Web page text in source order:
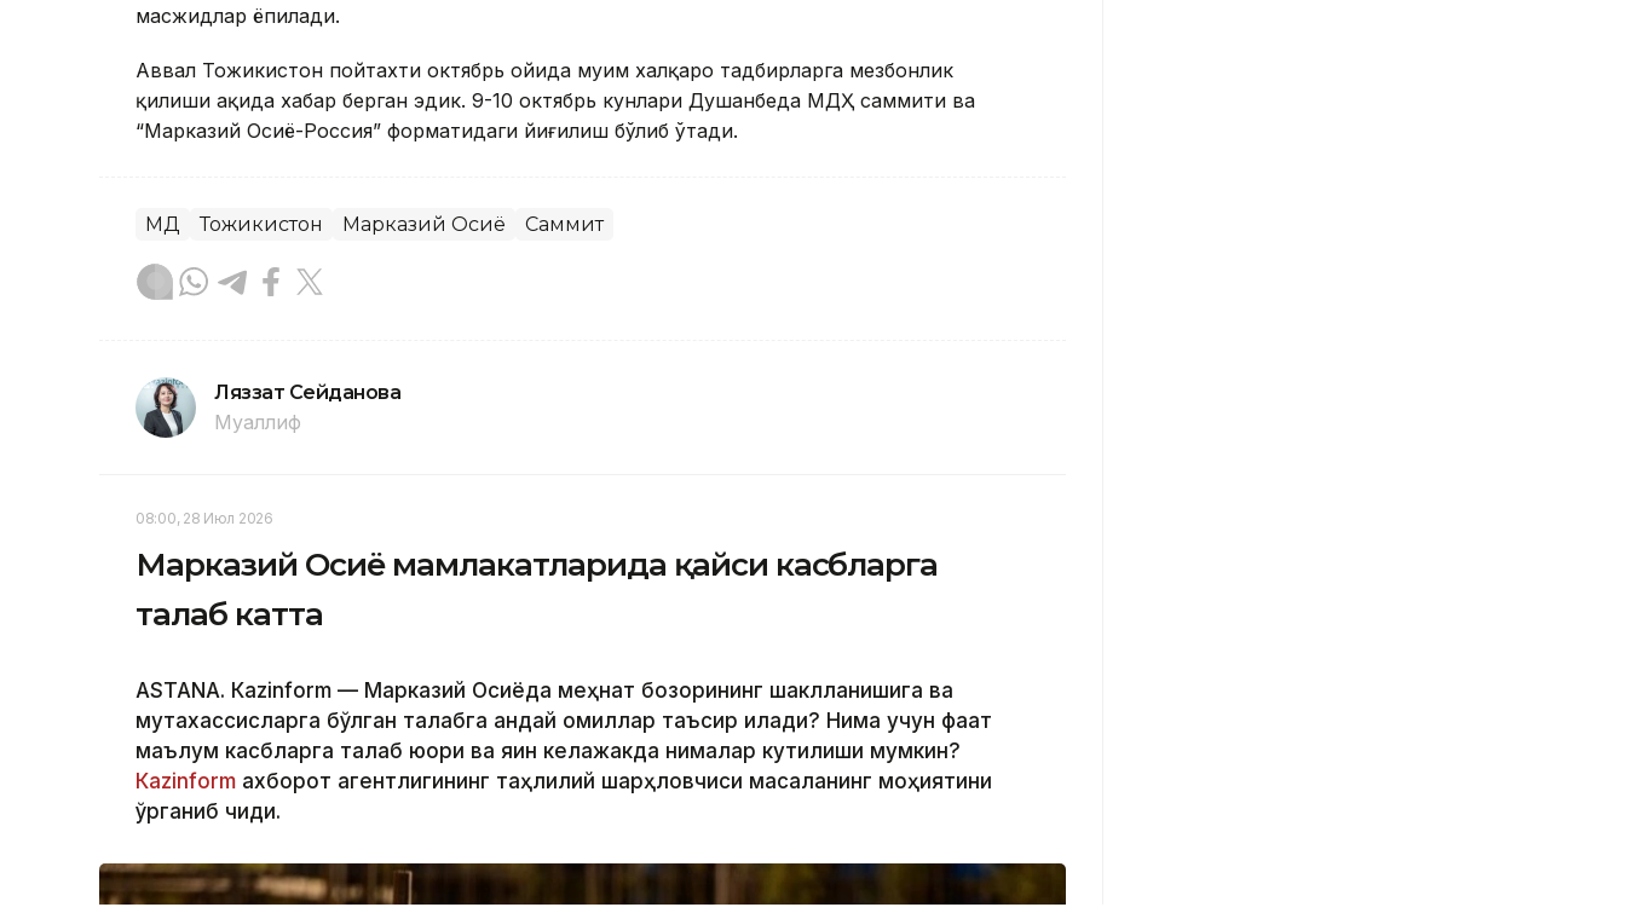
масжидлар ёпилади.
Аввал Тожикистон пойтахти октябрь ойида муҳим халқаро тадбирларга мезбонлик
қилиши ҳақида хабар берган эдик. 9-10 октябрь кунлари Душанбеда МДҲ саммити ва
“Марказий Осиё-Россия” форматидаги йиғилиш бўлиб ўтади.
МДҲ Тожикистон Марказий Осиё Саммит
Ляззат Сейданова
Муаллиф
08:00, 28 Июл 2026
Марказий Осиё мамлакатларида қайси касбларга
талаб катта
ASTANА. Кazinform — Марказий Осиёда меҳнат бозорининг шаклланишига ва
мутахассисларга бўлган талабга қандай омиллар таъсир қилади? Нима учун фақат
маълум касбларга талаб юқори ва яқин келажакда нималар кутилиши мумкин?
Кazinform ахборот агентлигининг таҳлилий шарҳловчиси масаланинг моҳиятини
ўрганиб чиқди.